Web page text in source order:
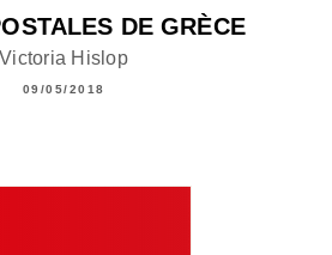
DE GRÈCE
Victoria Hislop
09/05/2018